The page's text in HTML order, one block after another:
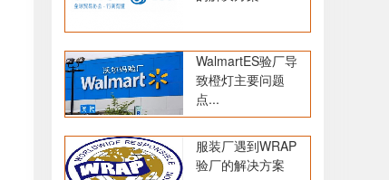
WalmartES验厂导
致橙灯主要问题
点...
服装厂遇到WRAP
验厂的解决方案